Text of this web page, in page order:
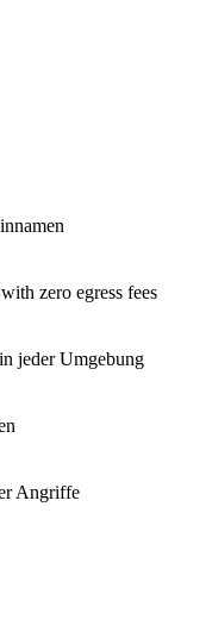
zero egress fees
jeder Umgebung
Angriffe